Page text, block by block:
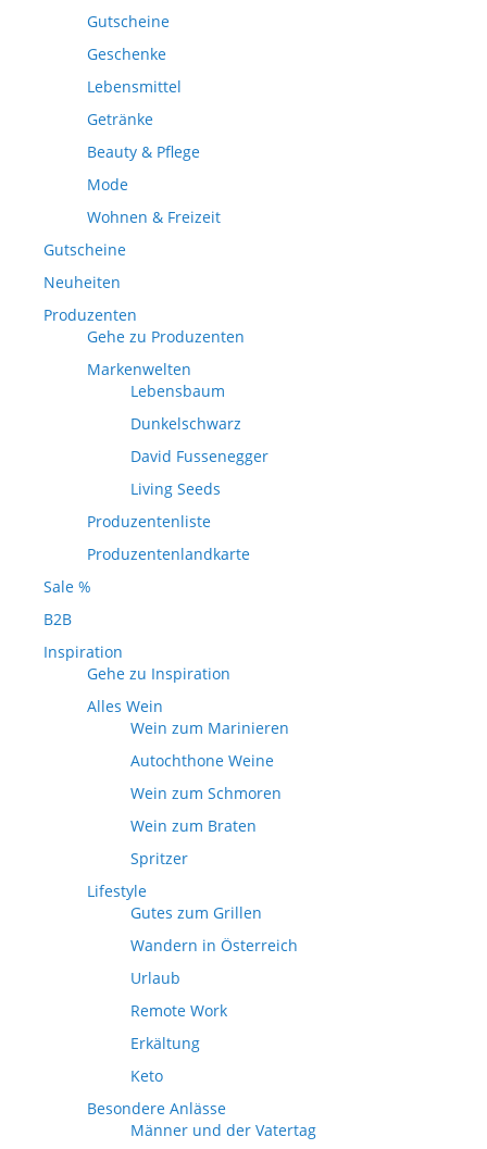
Gutscheine
Geschenke
Lebensmittel
Getränke
Beauty & Pflege
Mode
Wohnen & Freizeit
Gutscheine
Neuheiten
Produzenten
Gehe zu Produzenten
Markenwelten
Lebensbaum
Dunkelschwarz
David Fussenegger
Living Seeds
Produzentenliste
Produzentenlandkarte
Sale %
B2B
Inspiration
Gehe zu Inspiration
Alles Wein
Wein zum Marinieren
Autochthone Weine
Wein zum Schmoren
Wein zum Braten
Spritzer
Lifestyle
Gutes zum Grillen
Wandern in Österreich
Urlaub
Remote Work
Erkältung
Keto
Besondere Anlässe
Männer und der Vatertag